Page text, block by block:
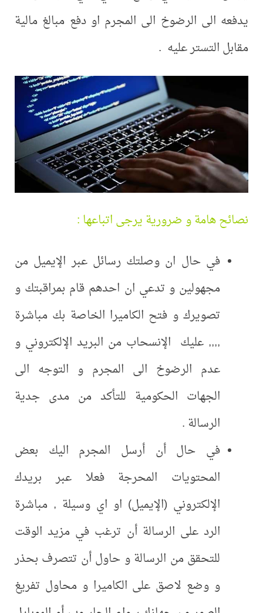
يدفعه الى الرضوخ الى المجرم او دفع مبالغ مالية
مقابل التستر عليه .
نصائح هامة و ضرورية يرجى اتباعها :
في حال ان وصلتك رسائل عبر الإيميل من
مجهولين و تدعي ان احدهم قام بمراقبتك و
تصويرك و فتح الكاميرا الخاصة بك مباشرة
,,,, عليك الإنسحاب من البريد الإلكتروني و
عدم الرضوخ الى المجرم و التوجه الى
الجهات الحكومية للتأكد من مدى جدية
الرسالة .
في حال أن أرسل المجرم اليك بعض
المحتويات المحرجة فعلا عبر بريدك
الإلكتروني (الإيميل) او اي وسيلة , مباشرة
الرد على الرسالة أن ترغب في مزيد الوقت
للتحقق من الرسالة و حاول أن تتصرف بحذر
و وضع لاصق على الكاميرا و محاول تفريغ